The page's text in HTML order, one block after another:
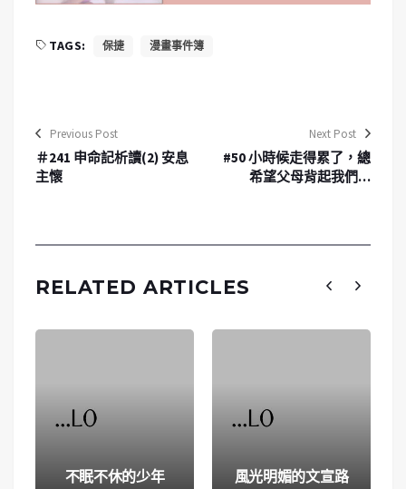
TAGS: 保捷 漫畫事件簿
Previous Post
＃241 申命記析讀(2) 安息
主懷
Next Post
#50 小時候走得累了，總
希望父母背起我們…
RELATED ARTICLES
不眠不休的少年 風光明媚的文宣路